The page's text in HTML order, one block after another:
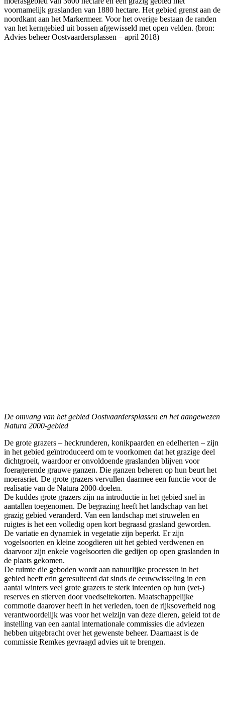
voornamelijk graslanden van 1880 hectare. Het gebied grenst aan de
noordkant aan het Markermeer. Voor het overige bestaan de randen
van het kerngebied uit bossen afgewisseld met open velden. (bron:
Advies beheer Oostvaardersplassen – april 2018)
De omvang van het gebied Oostvaardersplassen en het aangewezen
Natura 2000-gebied
De grote grazers – heckrunderen, konikpaarden en edelherten – zijn
in het gebied geïntroduceerd om te voorkomen dat het grazige deel
dichtgroeit, waardoor er onvoldoende graslanden blijven voor
foeragerende grauwe ganzen. Die ganzen beheren op hun beurt het
moerasriet. De grote grazers vervullen daarmee een functie voor de
realisatie van de Natura 2000-doelen.
De kuddes grote grazers zijn na introductie in het gebied snel in
aantallen toegenomen. De begrazing heeft het landschap van het
grazig gebied veranderd. Van een landschap met struwelen en
ruigtes is het een volledig open kort begraasd grasland geworden.
De variatie en dynamiek in vegetatie zijn beperkt. Er zijn
vogelsoorten en kleine zoogdieren uit het gebied verdwenen en
daarvoor zijn enkele vogelsoorten die gedijen op open graslanden in
de plaats gekomen.
De ruimte die geboden wordt aan natuurlijke processen in het
gebied heeft erin geresulteerd dat sinds de eeuwwisseling in een
aantal winters veel grote grazers te sterk inteerden op hun (vet-)
reserves en stierven door voedseltekorten. Maatschappelijke
commotie daarover heeft in het verleden, toen de rijksoverheid nog
verantwoordelijk was voor het welzijn van deze dieren, geleid tot de
instelling van een aantal internationale commissies die adviezen
hebben uitgebracht over het gewenste beheer. Daarnaast is de
commissie Remkes gevraagd advies uit te brengen.